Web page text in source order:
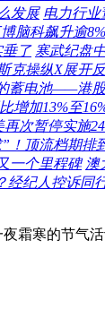
发展 电力行业
脑科飙升逾
垂了 寒武纪盘
克操纵X展开
蓄电池——港
增加13%至
次暂停实施
！顶流档期排
一个里程碑 澳
经纪人控诉同
霜寒的节气